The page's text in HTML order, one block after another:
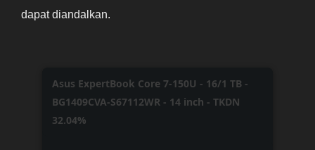
dapat diandalkan.
Asus ExpertBook Core 7-150U - 16/1 TB -
BG1409CVA-S67112WR - 14 inch - TKDN
32.04%